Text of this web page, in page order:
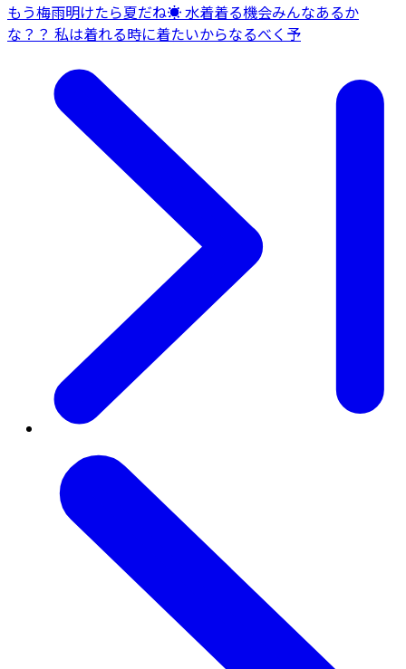
もう梅雨明けたら夏だね☀️ 水着着る機会みんなあるか
な？？ 私は着れる時に着たいからなるべく予